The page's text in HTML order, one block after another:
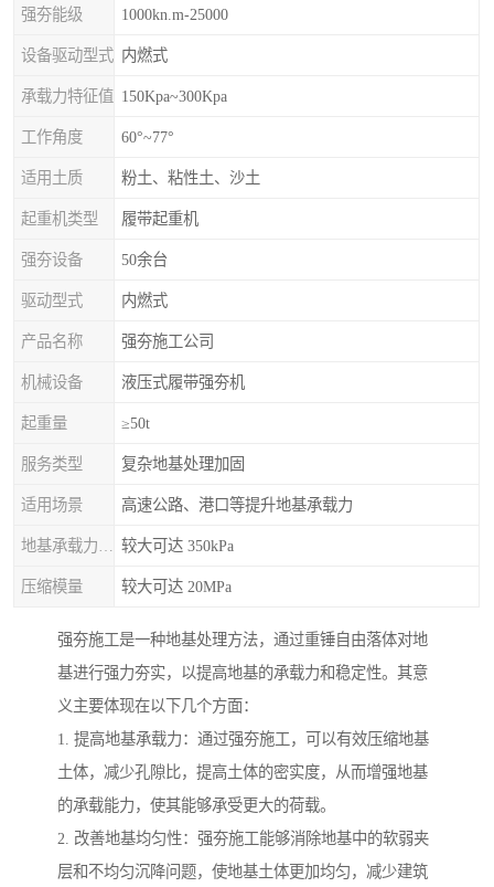
强夯能级 1000kn.m-25000
设备驱动型式 内燃式
承载力特征值 150Kpa~300Kpa
工作角度 60°~77°
适用土质 粉土、粘性土、沙土
起重机类型 履带起重机
强夯设备 50余台
驱动型式 内燃式
产品名称 强夯施工公司
机械设备 液压式履带强夯机
起重量 ≥50t
服务类型 复杂地基处理加固
适用场景 高速公路、港口等提升地基承载力
较大可达 350kPa
压缩模量 较大可达 20MPa
强夯施工是一种地基处理方法，通过重锤自由落体对地
基进行强力夯实，以提高地基的承载力和稳定性。其意
义主要体现在以下几个方面：
1. 提高地基承载力：通过强夯施工，可以有效压缩地基
土体，减少孔隙比，提高土体的密实度，从而增强地基
的承载能力，使其能够承受更大的荷载。
2. 改善地基均匀性：强夯施工能够消除地基中的软弱夹
层和不均匀沉降问题，使地基土体更加均匀，减少建筑